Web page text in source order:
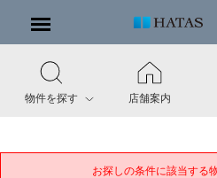
物件を探す 店舗案内
お探しの条件に該当する